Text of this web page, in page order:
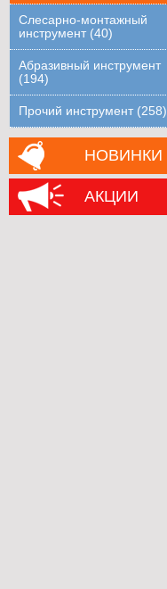
Слесарно-монтажный
инструмент (40)
Абразивный инструмент
(194)
Прочий инструмент (258)
НОВИНКИ
АКЦИИ